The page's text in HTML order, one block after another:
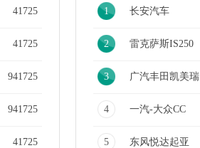
41725
41725
941725
941725
41725
1 长安汽车
2 雷克萨斯IS250
3 广汽丰田凯美瑞
4 一汽-大众CC
5 东风悦达起亚